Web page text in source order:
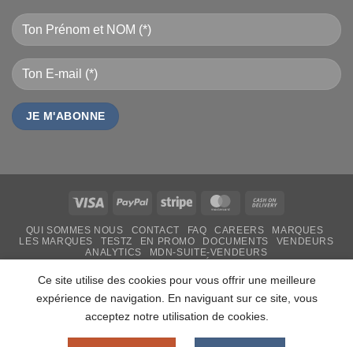
Visa PayPal Stripe MasterCard
Delivery
QUI SOMMES NOUS CONTACT FAQ CAREERS
MARQUES
LES MARQUES
TESTZ EN PROMO DOCUMENTS
VENDEURS
ANALYTICS
MDN-SUITE-VENDEURS
FÊTE DES MÈRES 31 MAI 2026 CAMEROUN
PASS LIVRAISON & SERVICE
Copyright 2026 © MADON DEV
Ce site utilise des cookies pour vous offrir une meilleure
expérience de navigation. En naviguant sur ce site, vous
acceptez notre utilisation de cookies.